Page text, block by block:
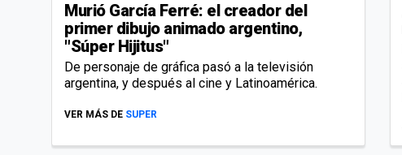
Murió García Ferré: el creador del
primer dibujo animado argentino,
"Súper Hijitus"
De personaje de gráfica pasó a la televisión
argentina, y después al cine y Latinoamérica.
VER MÁS DE SUPER